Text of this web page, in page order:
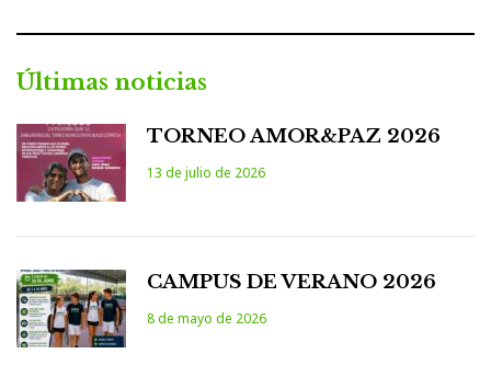
Últimas noticias
TORNEO AMOR&PAZ 2026
13 de julio de 2026
CAMPUS DE VERANO 2026
8 de mayo de 2026